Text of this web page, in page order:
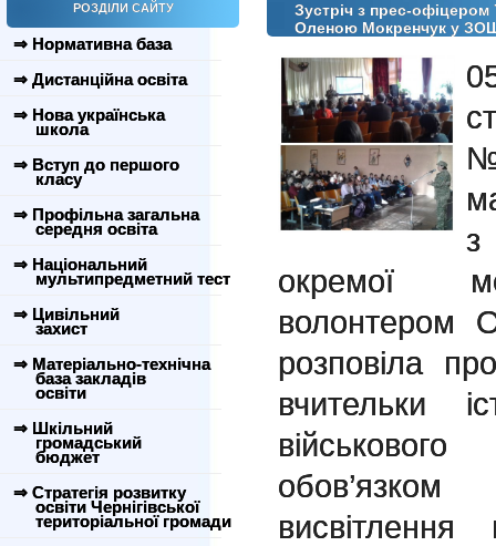
РОЗДІЛИ САЙТУ
⇒ Нормативна база
⇒ Дистанційна освіта
⇒ Нова українська
школа
⇒ Вступ до першого
класу
⇒ Профільна загальна
середня освіта
⇒ Національний
мультипредметний тест
⇒ Цивільний
захист
⇒ Матеріально-технічна
база закладів
освіти
⇒ Шкільний
громадський
бюджет
⇒ Стратегія розвитку
освіти Чернігівської
територіальної громади
Зустріч з прес-офіцером
Оленою Мокренчук у
№
з
окремої
волонтером
розповіла
вчительки